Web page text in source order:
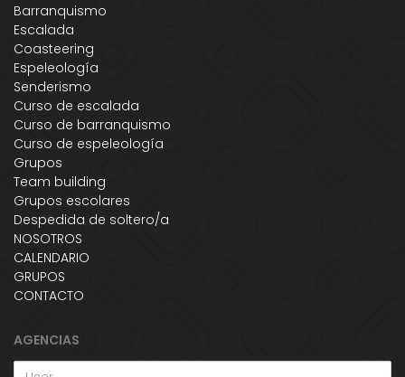
Barranquismo
Escalada
Coasteering
Espeleología
Senderismo
Curso de escalada
Curso de barranquismo
Curso de espeleología
Grupos
Team building
Grupos escolares
Despedida de soltero/a
NOSOTROS
CALENDARIO
GRUPOS
CONTACTO
AGENCIAS